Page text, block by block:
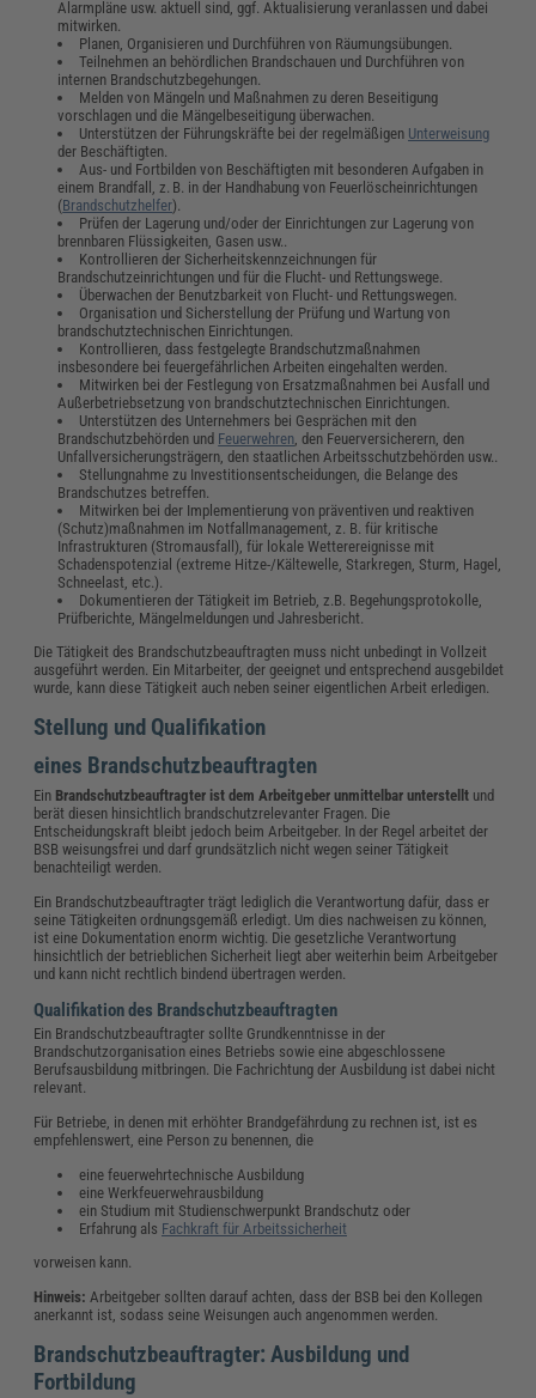
Alarmpläne usw. aktuell sind, ggf. Aktualisierung veranlassen und dabei
mitwirken.
Planen, Organisieren und Durchführen von Räumungsübungen.
Teilnehmen an behördlichen Brandschauen und Durchführen von
internen Brandschutzbegehungen.
Melden von Mängeln und Maßnahmen zu deren Beseitigung
vorschlagen und die Mängelbeseitigung überwachen.
Unterstützen der Führungskräfte bei der regelmäßigen Unterweisung
der Beschäftigten.
Aus- und Fortbilden von Beschäftigten mit besonderen Aufgaben in
einem Brandfall, z. B. in der Handhabung von Feuerlöscheinrichtungen
(Brandschutzhelfer).
Prüfen der Lagerung und/oder der Einrichtungen zur Lagerung von
brennbaren Flüssigkeiten, Gasen usw..
Kontrollieren der Sicherheitskennzeichnungen für
Brandschutzeinrichtungen und für die Flucht- und Rettungswege.
Überwachen der Benutzbarkeit von Flucht- und Rettungswegen.
Organisation und Sicherstellung der Prüfung und Wartung von
brandschutztechnischen Einrichtungen.
Kontrollieren, dass festgelegte Brandschutzmaßnahmen
insbesondere bei feuergefährlichen Arbeiten eingehalten werden.
Mitwirken bei der Festlegung von Ersatzmaßnahmen bei Ausfall und
Außerbetriebsetzung von brandschutztechnischen Einrichtungen.
Unterstützen des Unternehmers bei Gesprächen mit den
Brandschutzbehörden und Feuerwehren , den Feuerversicherern, den
Unfallversicherungsträgern, den staatlichen Arbeitsschutzbehörden usw..
Stellungnahme zu Investitionsentscheidungen, die Belange des
Brandschutzes betreffen.
Mitwirken bei der Implementierung von präventiven und reaktiven
(Schutz)maßnahmen im Notfallmanagement, z. B. für kritische
Infrastrukturen (Stromausfall), für lokale Wetterereignisse mit
Schadenspotenzial (extreme Hitze-/Kältewelle, Starkregen, Sturm, Hagel,
Schneelast, etc.).
Dokumentieren der Tätigkeit im Betrieb, z.B. Begehungsprotokolle,
Prüfberichte, Mängelmeldungen und Jahresbericht.
Die Tätigkeit des Brandschutzbeauftragten muss nicht unbedingt in Vollzeit
ausgeführt werden. Ein Mitarbeiter, der geeignet und entsprechend ausgebildet
wurde, kann diese Tätigkeit auch neben seiner eigentlichen Arbeit erledigen.
Stellung und Qualifikation
eines Brandschutzbeauftragten
Ein Brandschutzbeauftragter ist dem Arbeitgeber unmittelbar unterstellt und
berät diesen hinsichtlich brandschutzrelevanter Fragen. Die
Entscheidungskraft bleibt jedoch beim Arbeitgeber. In der Regel arbeitet der
BSB weisungsfrei und darf grundsätzlich nicht wegen seiner Tätigkeit
benachteiligt werden.
Ein Brandschutzbeauftragter trägt lediglich die Verantwortung dafür, dass er
seine Tätigkeiten ordnungsgemäß erledigt. Um dies nachweisen zu können,
ist eine Dokumentation enorm wichtig. Die gesetzliche Verantwortung
hinsichtlich der betrieblichen Sicherheit liegt aber weiterhin beim Arbeitgeber
und kann nicht rechtlich bindend übertragen werden.
Qualifikation des Brandschutzbeauftragten
Ein Brandschutzbeauftragter sollte Grundkenntnisse in der
Brandschutzorganisation eines Betriebs sowie eine abgeschlossene
Berufsausbildung mitbringen. Die Fachrichtung der Ausbildung ist dabei nicht
relevant.
Für Betriebe, in denen mit erhöhter Brandgefährdung zu rechnen ist, ist es
empfehlenswert, eine Person zu benennen, die
eine feuerwehrtechnische Ausbildung
eine Werkfeuerwehrausbildung
ein Studium mit Studienschwerpunkt Brandschutz oder
Erfahrung als Fachkraft für Arbeitssicherheit
vorweisen kann.
Hinweis: Arbeitgeber sollten darauf achten, dass der BSB bei den Kollegen
anerkannt ist, sodass seine Weisungen auch angenommen werden.
Brandschutzbeauftragter: Ausbildung und
Fortbildung